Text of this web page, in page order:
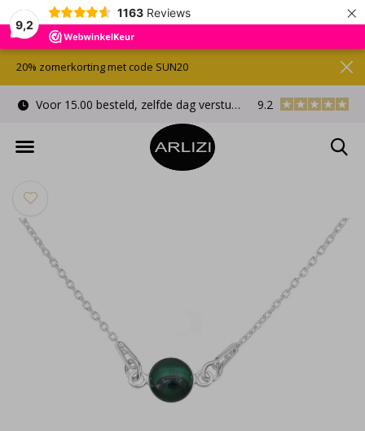
9,2
1163 Reviews ×
Voor 15.00 besteld, zelfde dag verstuurd Gratis
9.2
20% zomerkorting met code SUN20